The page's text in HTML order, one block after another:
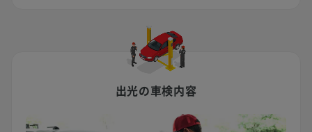
出光の車検内容